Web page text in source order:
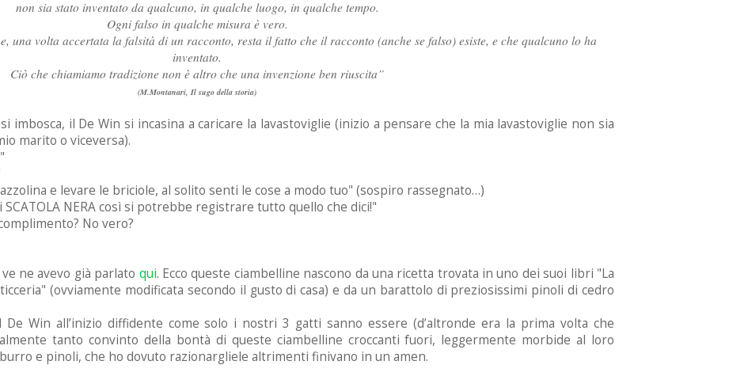
non sia stato inventato da qualcuno, in qualche luogo, in qualche tempo.
Ogni falso in qualche misura è vero.
una volta accertata la falsità di un racconto, resta il fatto che il racconto (anche se falso) esiste, e che qualcuno lo ha
inventato.
Ciò che chiamiamo tradizione non è altro che una invenzione ben riuscita”
(M.Montanari, Il sugo della storia)
imbosca, il De Win si incasina a caricare la lavastoviglie (inizio a pensare che la mia lavastoviglie non sia
marito o viceversa).
e levare le briciole, al solito senti le cose a modo tuo" (sospiro rassegnato…)
NERA così si potrebbe registrare tutto quello che dici!"
No vero?
ne avevo già parlato qui. Ecco queste ciambelline nascono da una ricetta trovata in uno dei suoi libri "La
(ovviamente modificata secondo il gusto di casa) e da un barattolo di preziosissimi pinoli di cedro
Win all’inizio diffidente come solo i nostri 3 gatti sanno essere (d’altronde era la prima volta che
tanto convinto della bontà di queste ciambelline croccanti fuori, leggermente morbide al loro
e pinoli, che ho dovuto razionargliele altrimenti finivano in un amen.